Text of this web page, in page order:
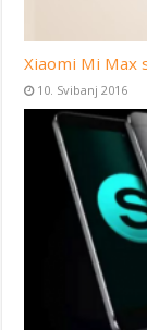
Xiaomi Mi Max
10. Svibanj 2016